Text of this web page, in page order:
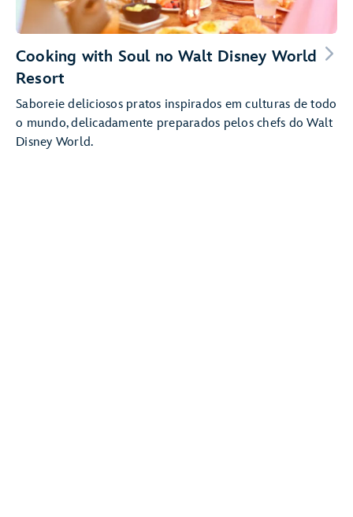
Cooking with Soul no Walt Disney World
Resort
Saboreie deliciosos pratos inspirados em culturas de todo
o mundo, delicadamente preparados pelos chefs do Walt
Disney World.